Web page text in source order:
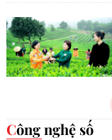
Công nghệ số